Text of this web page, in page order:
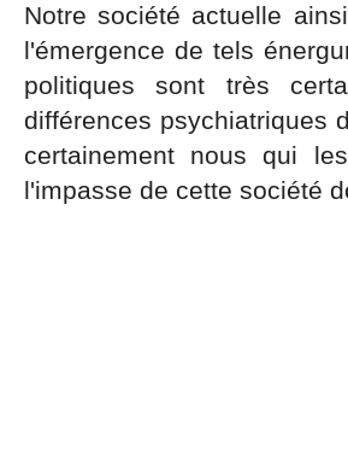
Notre société actuelle
l'émergence de tels
politiques sont très
différences psychiatriques
certainement nous qui
l'impasse de cette société